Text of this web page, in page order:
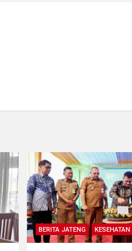
BERITA JATENG KESEHATAN